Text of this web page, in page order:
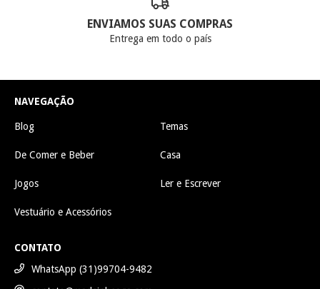
ENVIAMOS SUAS COMPRAS
Entrega em todo o país
NAVEGAÇÃO
Blog Temas
De Comer e Beber Casa
Jogos Ler e Escrever
Vestuário e Acessórios
CONTATO
WhatsApp (31)99704-9482